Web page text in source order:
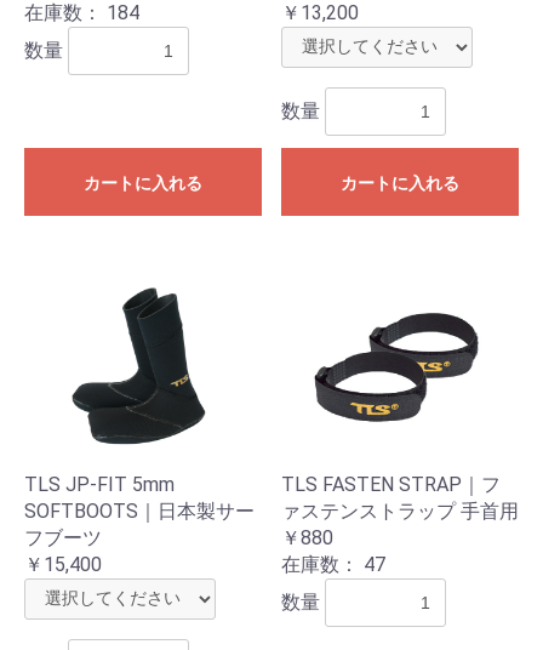
在庫数： 184
数量
カートに入れる
￥13,200
数量
カートに入れる
TLS JP-FIT 5mm
SOFTBOOTS｜日本製サー
フブーツ
￥15,400
TLS FASTEN STRAP｜フ
ァステンストラップ 手首用
￥880
在庫数： 47
数量
お買い物を続ける カートへ進む